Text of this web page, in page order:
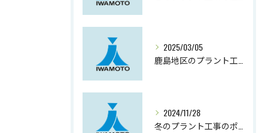
2025/03/05
2024/11/28